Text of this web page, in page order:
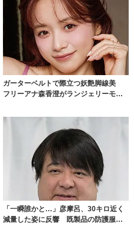
ガーターベルトで際立つ妖艶脚線美
フリーアナ森香澄がランジェリーモデ
「一瞬誰かと…」彦摩呂、30キロ近く
減量した姿に反響 既製品の防護服が